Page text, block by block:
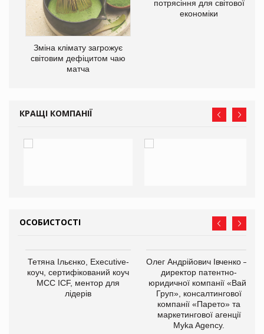
Зміна клімату загрожує
світовим дефіцитом чаю
матча
потрясіння для світової
економіки
КРАЩІ КОМПАНІЇ
ОСОБИСТОСТІ
Тетяна Ільєнко, Executive-
коуч, сертифікований коуч
МСС ICF, ментор для
лідерів
Олег Андрійович Івченко —
директор патентно-
юридичної компанії «Вайз
Груп», консалтингової
компанії «Парето» та
маркетингової агенції
Myka Agency.